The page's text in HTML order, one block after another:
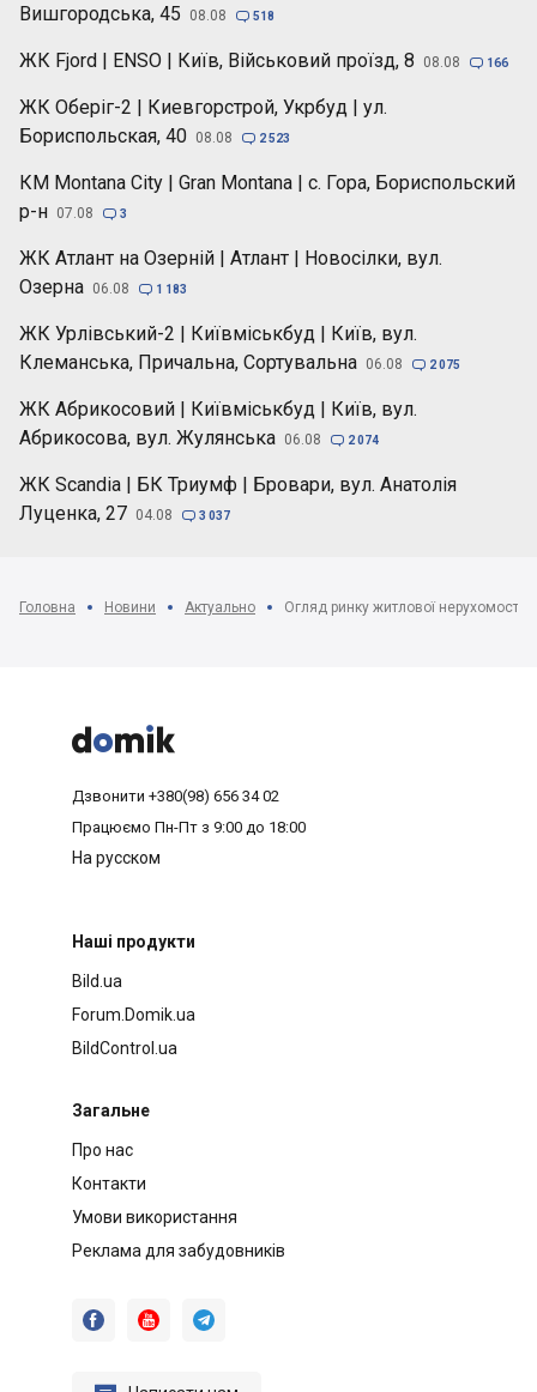
Вишгородська, 45
08.08  518
ЖК Fjord | ENSO | Київ, Військовий проїзд, 8 08.08  166
ЖК Оберіг-2 | Киевгорстрой, Укрбуд | ул.
Бориспольская, 40 08.08  2 523
КМ Montana City | Gran Montana | с. Гора, Бориспольский
р-н 07.08  3
ЖК Атлант на Озерній | Атлант | Новосілки, вул.
Озерна 06.08  1 183
ЖК Урлівський-2 | Київміськбуд | Київ, вул.
Клеманська, Причальна, Сортувальна 06.08  2 075
ЖК Абрикосовий | Київміськбуд | Київ, вул.
Абрикосова, вул. Жулянська 06.08  2 074
ЖК Scandia | БК Триумф | Бровари, вул. Анатолія
Луценка, 27 04.08  3 037
Головна Новини Актуально



Дзвонити +380(98) 656 34 02
Працюємо Пн-Пт з 9:00 до 18:00
На русском
Наші продукти
Bild.ua
Forum.Domik.ua
BildControl.ua
Загальне
Про нас
Контакти
Умови використання
Реклама для забудовників
  